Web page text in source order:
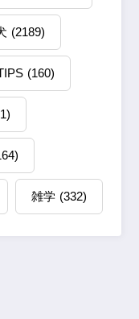
(2189)
(160)
雑学 (332)